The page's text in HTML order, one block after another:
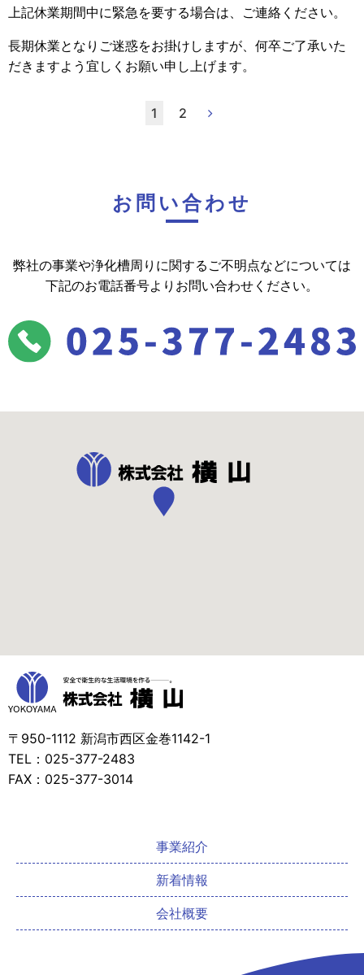
上記休業期間中に緊急を要する場合は、ご連絡ください。
長期休業となりご迷惑をお掛けしますが、何卒ご了承いた
だきますよう宜しくお願い申し上げます。
1 2
お問い合わせ
弊社の事業や浄化槽周りに関するご不明点などについては
下記のお電話番号よりお問い合わせください。
〒950-1112 新潟市西区金巻1142-1
TEL：025-377-2483
FAX：025-377-3014
事業紹介
新着情報
会社概要